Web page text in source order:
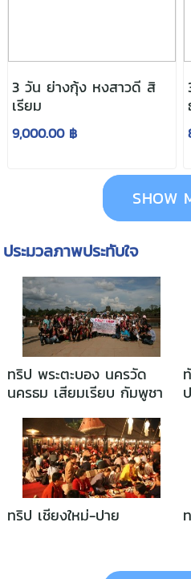
3 วัน ย่างกุ้ง หงสาวดี สิ
เรียม
9,000.00 ฿
SHOW
ประมวลภาพประทับใจ
ทริป พระตะบอง นครวัด
นครธม เสียมเรียบ กัมพูชา
ทริป เชียงใหม่-ปาย